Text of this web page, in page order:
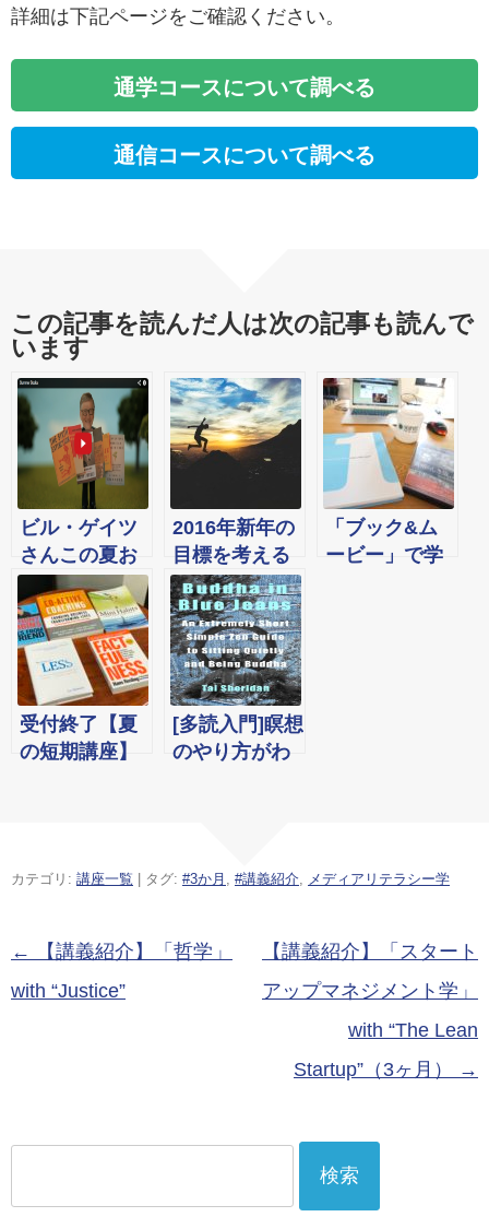
詳細は下記ページをご確認ください。
通学コースについて調べる
通信コースについて調べる
この記事を読んだ人は次の記事も読んで
います
ビル・ゲイツ
さんこの夏お
ススメの洋書
６冊
2016年新年の
目標を考える
ワークショッ
プ@恵比寿校
2016年1月11
日
「ブック&ム
ービー」で学
受付終了【夏
の短期講座】
大きな成果を
向上学」＆
ルネス』の原
[多読入門]瞑想
のやり方がわ
カテゴリ: 講座一覧 | タグ: #3か月 , #講義紹介, メディアリテラシー学
投稿ナビゲーション
←
【講義紹介】「哲学」
with “Justice”
【講義紹介】「スタート
アップマネジメント学」
with “The Lean
Startup”（3ヶ月）
→
索: